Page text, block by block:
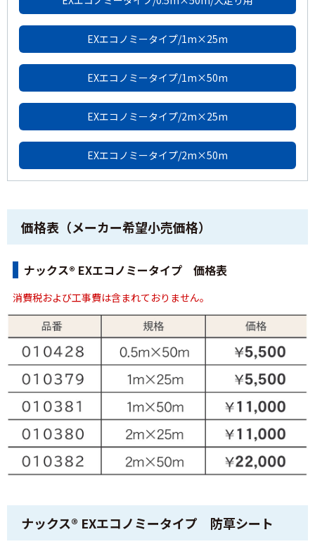
EXエコノミータイプ/1m×25m
EXエコノミータイプ/1m×50m
EXエコノミータイプ/2m×25m
EXエコノミータイプ/2m×50m
価格表（メーカー希望小売価格）
ナックス® EXエコノミータイプ 価格表
消費税および工事費は含まれておりません。
ナックス® EXエコノミータイプ 防草シート